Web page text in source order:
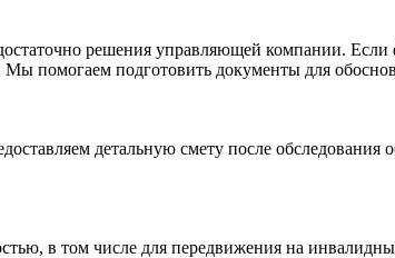
решения управляющей компании. Если
помогаем подготовить документы для
детальную смету после обследования
в том числе для передвижения на